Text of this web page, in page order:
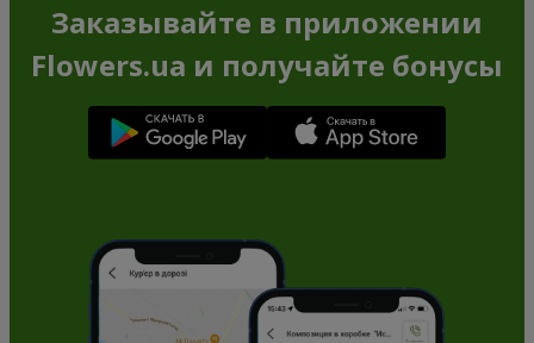
Заказывайте в приложении
Flowers.ua и получайте бонусы